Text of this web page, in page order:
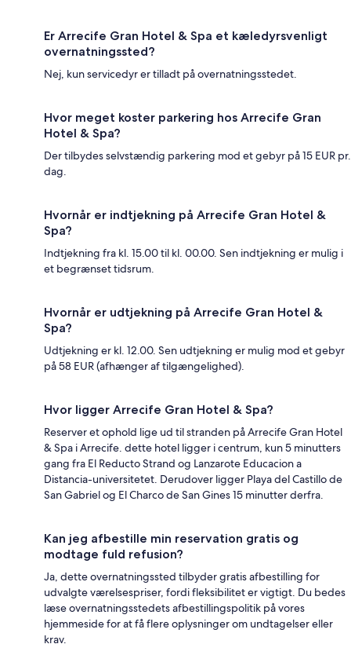
Er Arrecife Gran Hotel & Spa et kæledyrsvenligt
overnatningssted?
Nej, kun servicedyr er tilladt på overnatningsstedet.
Hvor meget koster parkering hos Arrecife Gran
Hotel & Spa?
Der tilbydes selvstændig parkering mod et gebyr på 15 EUR pr.
dag.
Hvornår er indtjekning på Arrecife Gran Hotel &
Spa?
Indtjekning fra kl. 15.00 til kl. 00.00. Sen indtjekning er mulig i
et begrænset tidsrum.
Hvornår er udtjekning på Arrecife Gran Hotel &
Spa?
Udtjekning er kl. 12.00. Sen udtjekning er mulig mod et gebyr
på 58 EUR (afhænger af tilgængelighed).
Hvor ligger Arrecife Gran Hotel & Spa?
Reserver et ophold lige ud til stranden på Arrecife Gran Hotel
& Spa i Arrecife. dette hotel ligger i centrum, kun 5 minutters
gang fra El Reducto Strand og Lanzarote Educacion a
Distancia-universitetet. Derudover ligger Playa del Castillo de
San Gabriel og El Charco de San Gines 15 minutter derfra.
Kan jeg afbestille min reservation gratis og
modtage fuld refusion?
Ja, dette overnatningssted tilbyder gratis afbestilling for
udvalgte værelsespriser, fordi fleksibilitet er vigtigt. Du bedes
læse overnatningsstedets afbestillingspolitik på vores
hjemmeside for at få flere oplysninger om undtagelser eller
krav.